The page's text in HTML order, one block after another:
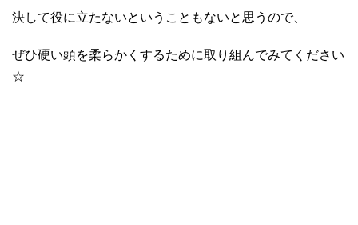
決して役に立たないということもないと思うので、
ぜひ硬い頭を柔らかくするために取り組んでみてください
☆